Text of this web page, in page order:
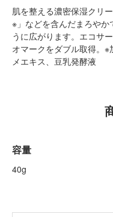
肌を整える濃密保湿クリ
※」などを含んだまろやか
うに広がります。エコサ
オマークをダブル取得。
メエキス、豆乳発酵液
容量
40g